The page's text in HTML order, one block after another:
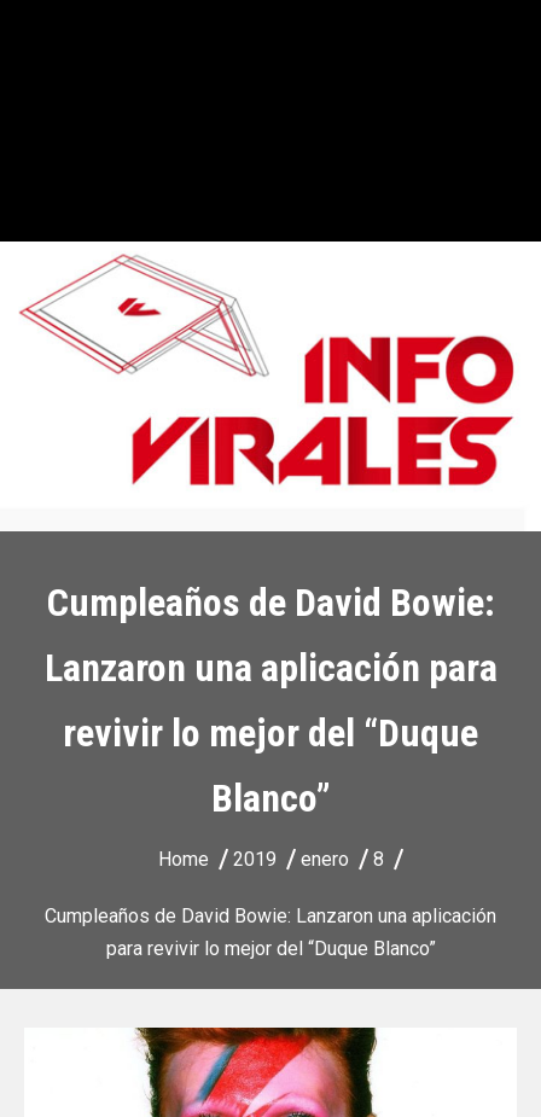
Cumpleaños de David Bowie:
Lanzaron una aplicación para
revivir lo mejor del “Duque
Blanco”
Home 2019 enero 8
Cumpleaños de David Bowie: Lanzaron una aplicación
para revivir lo mejor del “Duque Blanco”